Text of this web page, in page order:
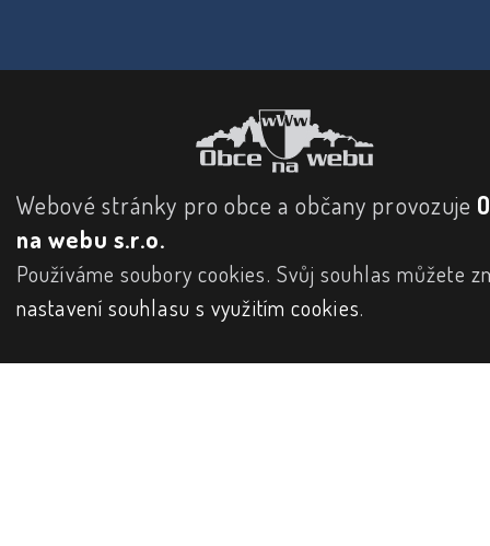
Webové stránky pro obce a občany provozuje
na webu s.r.o.
Používáme soubory cookies. Svůj souhlas můžete
nastavení souhlasu s využitím cookies.